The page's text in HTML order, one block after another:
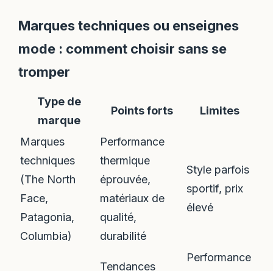
Marques techniques ou enseignes
mode : comment choisir sans se
tromper
Type de
marque
Points forts Limites
Marques
techniques
(The North
Face,
Patagonia,
Columbia)
Performance
thermique
éprouvée,
matériaux de
qualité,
durabilité
Style parfois
sportif, prix
élevé
Tendances
Performance